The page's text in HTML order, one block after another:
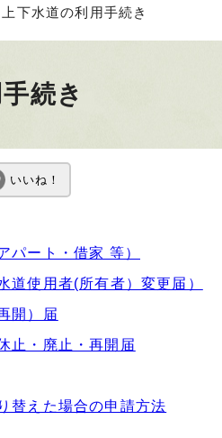
下水道の利用手続き
続き
いいね！
パート・借家 等）
道使用者(所有者）変更届）
開）届
止・廃止・再開届
替えた場合の申請方法